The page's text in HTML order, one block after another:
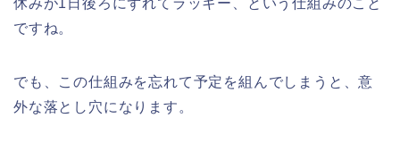
休みが1日後ろにずれてラッキー、という仕組みのこと
ですね。
でも、この仕組みを忘れて予定を組んでしまうと、意
外な落とし穴になります。